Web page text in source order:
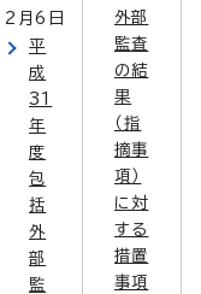
2月6日
平
成
31
年
度
包
括
外
部
監
外部
監査
の結
果
（指
摘事
項）
に対
する
措置
事項